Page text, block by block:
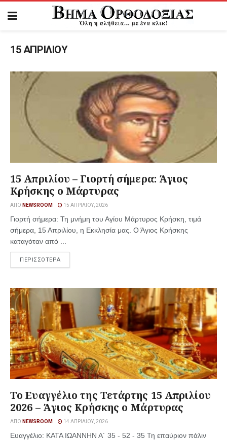
15 ΑΠΡΙΛΙΟΥ
15 Απριλίου – Γιορτή σήμερα: Άγιος
Κρήσκης ο Μάρτυρας
ΑΠΌ NEWSROOM 15 ΑΠΡΙΛΊΟΥ, 2026
Γιορτή σήμερα: Τη μνήμη του Αγίου Μάρτυρος Κρήσκη, τιμά
σήμερα, 15 Απριλίου, η Εκκλησία μας. Ο Άγιος Κρήσκης
καταγόταν από ...
ΠΕΡΙΣΣΟΤΕΡΑ
Το Ευαγγέλιο της Τετάρτης 15 Απριλίου
2026 – Άγιος Κρήσκης ο Μάρτυρας
ΑΠΌ NEWSROOM 14 ΑΠΡΙΛΊΟΥ, 2026
Ευαγγέλιο: ΚΑΤΑ ΙΩΑΝΝΗΝ Α´ 35 - 52 - 35 Τη επαύριον πάλιν